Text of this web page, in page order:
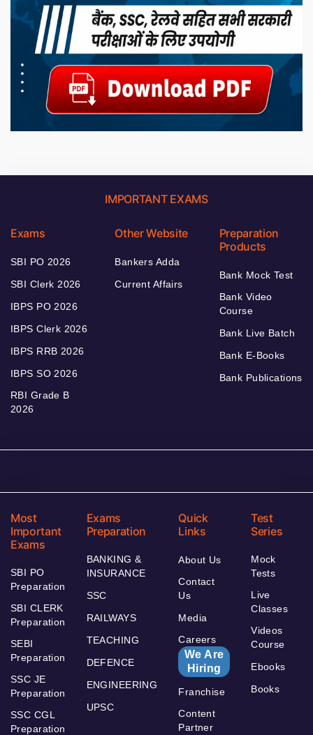
IMPORTANT EXAMS
Exams
SBI PO 2026
SBI Clerk 2026
IBPS PO 2026
IBPS Clerk 2026
IBPS RRB 2026
IBPS SO 2026
RBI Grade B
2026
Other Website
Bankers Adda
Current Affairs
Preparation
Products
Bank Mock Test
Bank Video
Course
Bank Live Batch
Bank E-Books
Bank Publications
Most
Important
Exams
SBI PO
Preparation
SBI CLERK
Preparation
SEBI
Preparation
SSC JE
Preparation
SSC CGL
Preparation
Exams
Preparation
BANKING &
INSURANCE
SSC
RAILWAYS
TEACHING
DEFENCE
ENGINEERING
UPSC
Quick
Links
About Us
Contact
Us
Media
Careers
We Are
Hiring
Franchise
Content
Partner
Test
Series
Mock
Tests
Live
Classes
Videos
Course
Ebooks
Books